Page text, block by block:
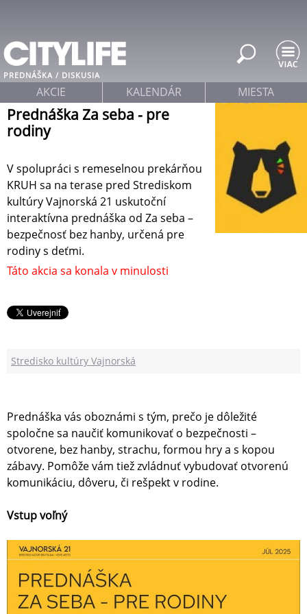
PREDNÁŠKA / DISKUSIA
Prednáška Za seba - pre
rodiny
V spolupráci s remeselnou prekárňou
KRUH sa na terase pred Strediskom
kultúry Vajnorská 21 uskutoční
interaktívna prednáška od Za seba –
bezpečnosť bez hanby, určená pre
rodiny s deťmi.
Táto akcia sa konala v minulosti
Stredisko kultúry Vajnorská
Prednáška vás oboznámi s tým, prečo je dôležité
spoločne sa naučiť komunikovať o bezpečnosti –
otvorene, bez hanby, strachu, formou hry a s kopou
zábavy. Pomôže vám tiež zvládnuť vybudovať otvorenú
komunikáciu, dôveru, či rešpekt v rodine.
Vstup voľný
AKCIE KALENDÁR MIESTA